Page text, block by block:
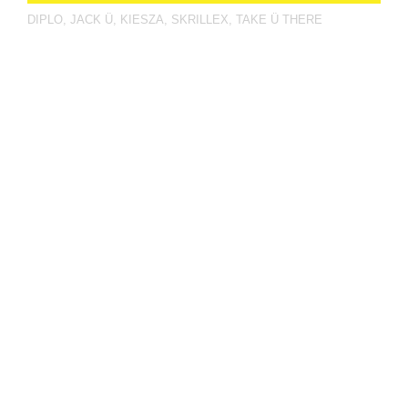
DIPLO, JACK Ü, KIESZA, SKRILLEX, TAKE Ü THERE